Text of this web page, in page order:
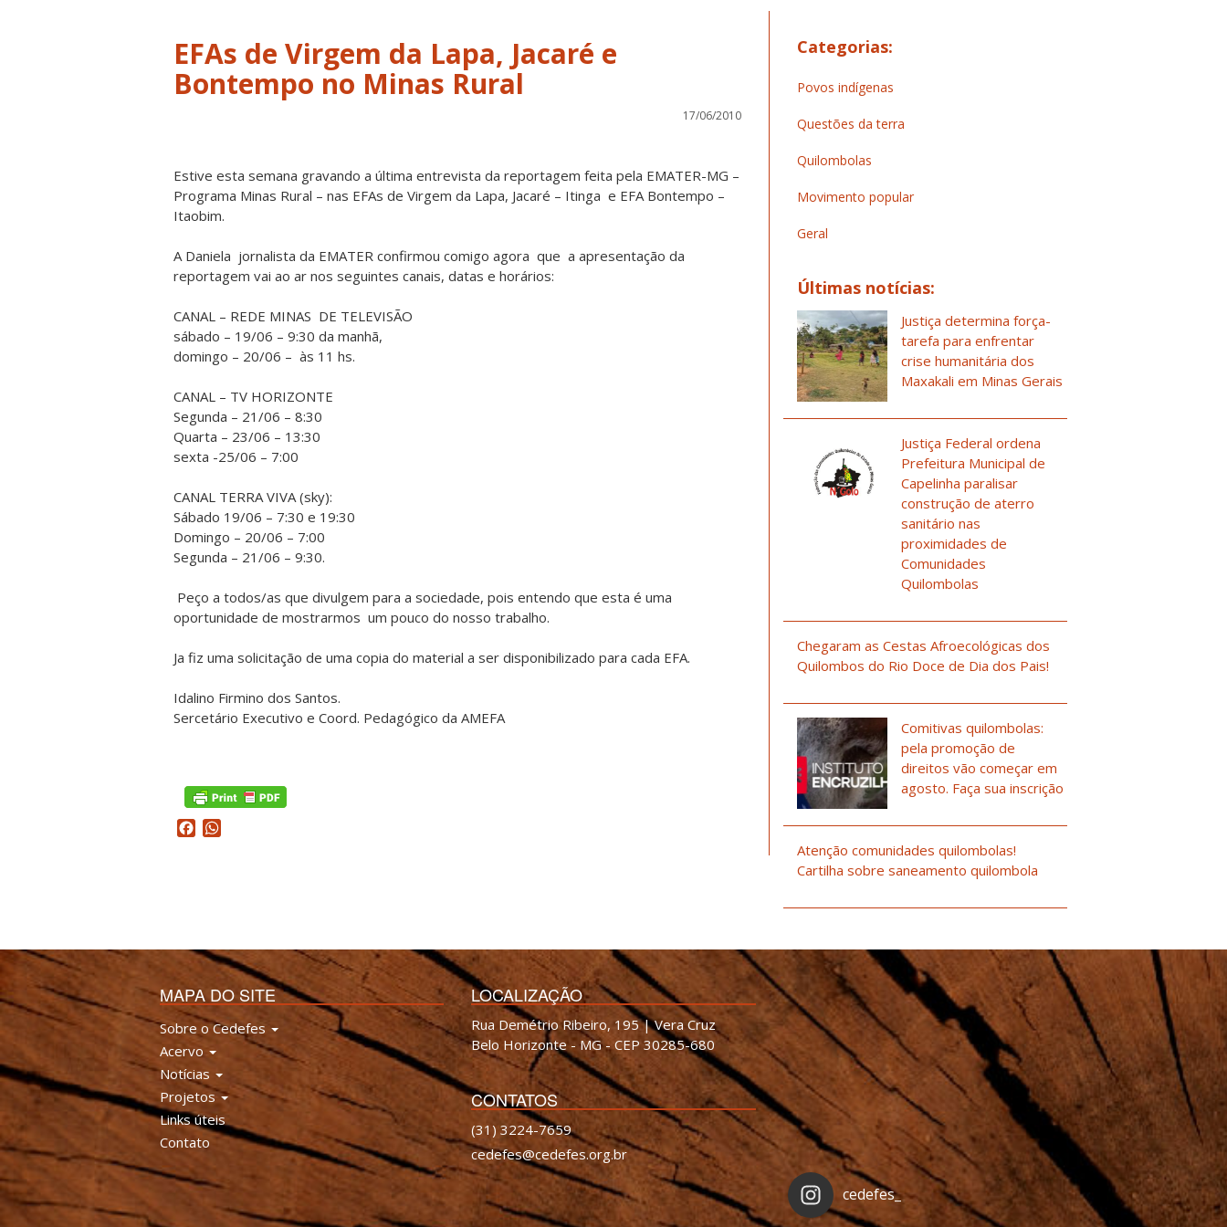
EFAs de Virgem da Lapa, Jacaré e
Bontempo no Minas Rural
17/06/2010
Estive esta semana gravando a última entrevista da reportagem feita pela EMATER-MG –
Programa Minas Rural – nas EFAs de Virgem da Lapa, Jacaré – Itinga e EFA Bontempo –
Itaobim.
A Daniela jornalista da EMATER confirmou comigo agora que a apresentação da
reportagem vai ao ar nos seguintes canais, datas e horários:
CANAL – REDE MINAS DE TELEVISÃO
sábado – 19/06 – 9:30 da manhã,
domingo – 20/06 – às 11 hs.
CANAL – TV HORIZONTE
Segunda – 21/06 – 8:30
Quarta – 23/06 – 13:30
sexta -25/06 – 7:00
CANAL TERRA VIVA (sky):
Sábado 19/06 – 7:30 e 19:30
Domingo – 20/06 – 7:00
Segunda – 21/06 – 9:30.
Peço a todos/as que divulgem para a sociedade, pois entendo que esta é uma
oportunidade de mostrarmos um pouco do nosso trabalho.
Ja fiz uma solicitação de uma copia do material a ser disponibilizado para cada EFA.
Idalino Firmino dos Santos.
Sercetário Executivo e Coord. Pedagógico da AMEFA
Facebook
Categorias:
Povos indígenas
Questões da terra
Quilombolas
Movimento popular
Geral
Últimas notícias:
Justiça determina força-
tarefa para enfrentar
crise humanitária dos
Maxakali em Minas Gerais
Justiça Federal ordena
Prefeitura Municipal de
Capelinha paralisar
construção de aterro
sanitário nas
proximidades de
Comunidades
Quilombolas
Chegaram as Cestas Afroecológicas dos
Quilombos do Rio Doce de Dia dos Pais!
Comitivas quilombolas:
pela promoção de
direitos vão começar em
agosto. Faça sua inscrição
Atenção comunidades quilombolas!
Cartilha sobre saneamento quilombola
MAPA DO SITE
Sobre o Cedefes
Acervo
Notícias
Projetos
Links úteis
Contato
LOCALIZAÇÃO
Rua Demétrio Ribeiro, 195 | Vera Cruz
Belo Horizonte - MG - CEP 30285-680
CONTATOS
(31) 3224-7659
cedefes@cedefes.org.br
cedefes_